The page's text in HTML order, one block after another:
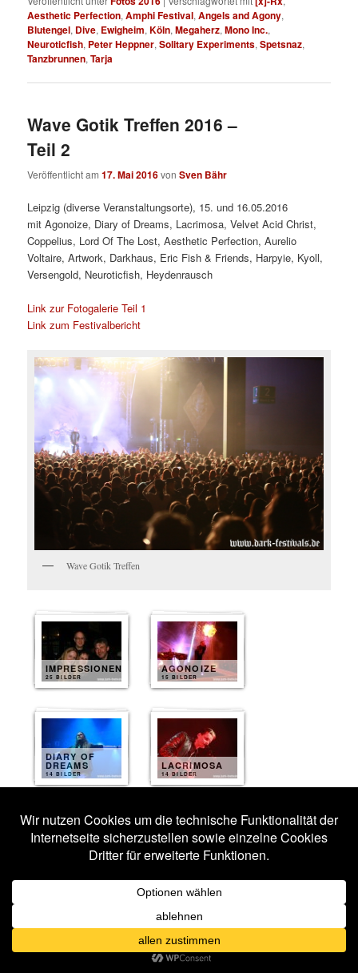
Aesthetic Perfection,Amphi Festival,Angels and Agony,
Blutengel, Dive, Ewigheim,Köln,Megaherz,Mono Inc.,
Neuroticfish, Peter Heppner,Solitary Experiments,Spetsnaz,
Tanzbrunnen,Tarja
Wave Gotik Treffen 2016 –
Teil 2
Veröffentlicht am17. Mai 2016vonSven Bähr
Leipzig (diverse Veranstaltungsorte), 15. und 16.05.2016
mitAgonoize, Diary of Dreams, Lacrimosa, Velvet Acid Christ,
Coppelius, Lord Of The Lost, Aesthetic Perfection, Aurelio
Voltaire, Artwork, Darkhaus, Eric Fish & Friends, Harpyie, Kyoll,
Versengold, Neuroticfish, Heydenrausch
Link zur Fotogalerie Teil 1
Link zum Festivalbericht
Wave Gotik Treffen
IMPRESSIONEN
25 BILDER
AGONOIZE
15 BILDER
DIARY OF
DREAMS
14 BILDER
LACRIMOSA
14 BILDER
VELVET ACID
COPPELIUS
LORD OF THE AESTHETIC
PERFECTION